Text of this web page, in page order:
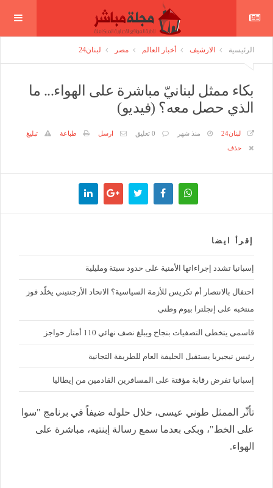
الرئيسية الارشيف أخبار العالم مصر لبنان24
بكاء ممثل لبنانيّ مباشرة على الهواء... ما
الذي حصل معه؟ (فيديو)
لبنان24 منذ شهر 0 تعليق ارسل طباعة
تبليغ
حذف
إقرأ ايضا
إسبانيا تشدد إجراءاتها الأمنية على حدود سبتة ومليلية
احتفال بالانتصار أم تكريس للأزمة السياسية؟ الاتحاد الأرجنتيني يخلّد فوز
منتخبه على إنجلترا بيوم وطني
قاسمي يتخطى التصفيات بنجاح ويبلغ نصف نهائي 110 أمتار حواجز
رئيس نيجيريا يستقبل الخليفة العام للطريقة التجانية
إسبانيا تفرض رقابة مؤقتة على المسافرين القادمين من إيطاليا
تأثّر الممثل طوني عيسى، خلال حلوله ضيفاً في برنامج "سوا
على الخط"، وبكى بعدما سمع رسالة إبنتيه، مباشرة على
الهواء.